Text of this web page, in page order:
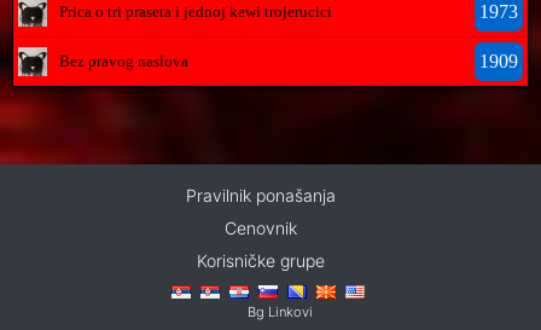
Prica o tri praseta i jednoj kewi trojerucici 1973
Bez pravog naslova 1909
Pravilnik ponašanja
Cenovnik
Korisničke grupe
Bg Linkovi